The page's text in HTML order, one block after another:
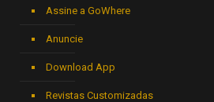
Assine a GoWhere
Anuncie
Download App
Revistas Customizadas